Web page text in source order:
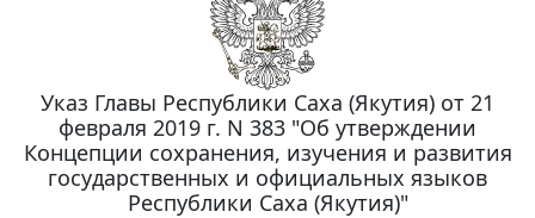
Указ Главы Республики Саха (Якутия) от 21
февраля 2019 г. N 383 "Об утверждении
Концепции сохранения, изучения и развития
государственных и официальных языков
Республики Саха (Якутия)"